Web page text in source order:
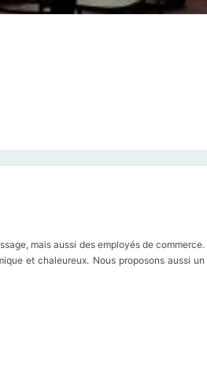
mais aussi des employés de commerce.
et chaleureux. Nous proposons aussi un